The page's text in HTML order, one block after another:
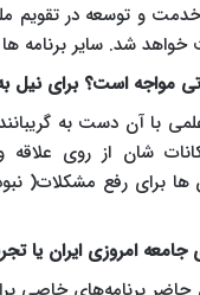
خدمت و توسعه در
مواجه است؟ برای نیل
آن دست به
شان از روی
ها برای رفع مشکلات(
جامعه امروزی ایران یا